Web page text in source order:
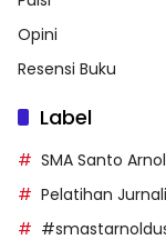
Opini
Resensi Buku
Label
SMA Santo
Pelatihan